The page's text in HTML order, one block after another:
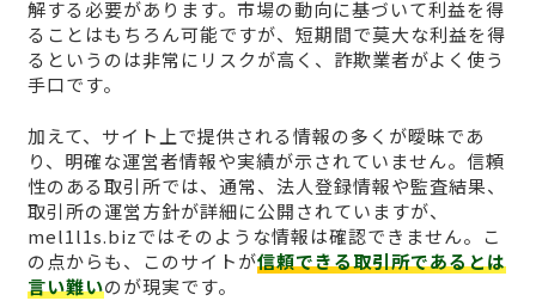
解する必要があります。市場の動向に基づいて利益を得
ることはもちろん可能ですが、短期間で莫大な利益を得
るというのは非常にリスクが高く、詐欺業者がよく使う
手口です。
加えて、サイト上で提供される情報の多くが曖昧であ
り、明確な運営者情報や実績が示されていません。信頼
性のある取引所では、通常、法人登録情報や監査結果、
取引所の運営方針が詳細に公開されていますが、
mel1l1s.bizではそのような情報は確認できません。こ
の点からも、このサイトが信頼できる取引所であるとは
言い難いのが現実です。